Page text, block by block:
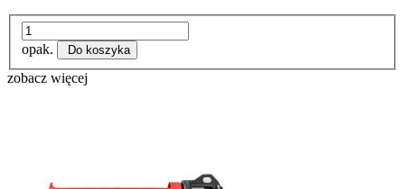
opak. Do koszyka
zobacz więcej